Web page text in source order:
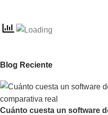
Blog Reciente
Cuánto cuesta un software